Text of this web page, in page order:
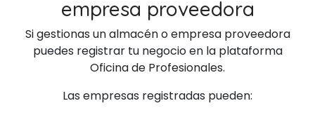
empresa proveedora
Si gestionas un almacén o empresa proveedora
puedes registrar tu negocio en la plataforma
Oficina de Profesionales.
Las empresas registradas pueden: